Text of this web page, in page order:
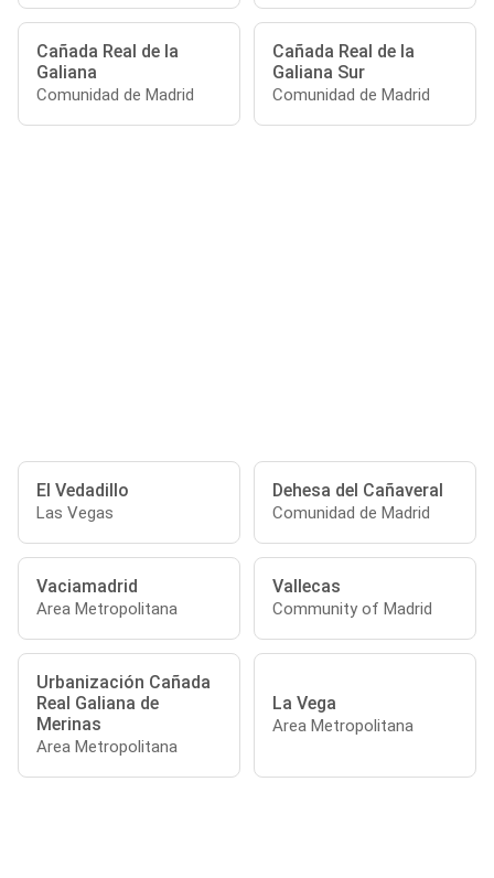
Cañada Real de la
Galiana
Comunidad de Madrid
Cañada Real de la
Galiana Sur
Comunidad de Madrid
El Vedadillo
Las Vegas
Dehesa del Cañaveral
Comunidad de Madrid
Vaciamadrid
Area Metropolitana
Vallecas
Community of Madrid
Urbanización Cañada
Real Galiana de
Merinas
Area Metropolitana
La Vega
Area Metropolitana